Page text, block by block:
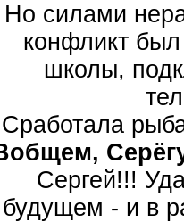
Но силами
конфликт
школы,
Сработала
Сергей!!!
будущем - и в